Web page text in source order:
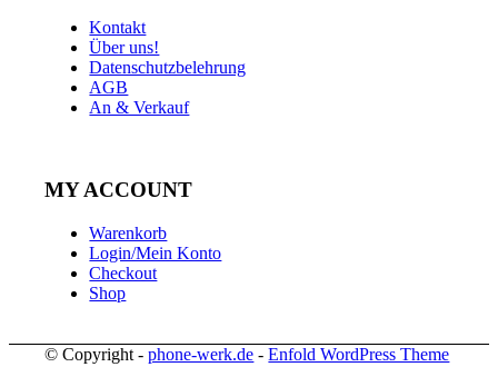
Kontakt
Über uns!
Datenschutzbelehrung
AGB
An & Verkauf
MY ACCOUNT
Warenkorb
Login/Mein Konto
Checkout
Shop
© Copyright -phone-werk.de -Enfold WordPress Theme